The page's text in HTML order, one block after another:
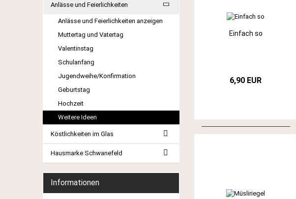
Einfach so
6,90 EUR
Anlässe und Feierlichkeiten
Anlässe und Feierlichkeiten anzeigen
Muttertag und Vatertag
Valentinstag
Schulanfang
Jugendweihe/Konfirmation
Geburtstag
Hochzeit
Weitere Ideen
Köstlichkeiten im Glas
Hausmarke Schwanefeld
Informationen